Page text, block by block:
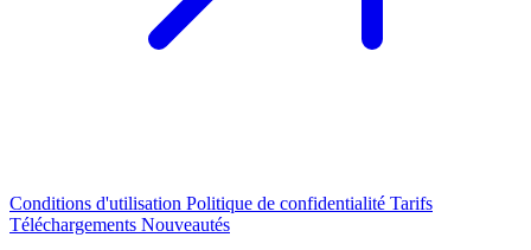
Conditions d'utilisation Politique de confidentialité Tarifs
Téléchargements Nouveautés